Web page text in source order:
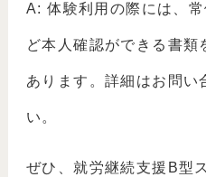
A: 体験利用の際には、
ど本人確認ができる書類
あります。詳細はお問い
い。
ぜひ、就労継続支援B型